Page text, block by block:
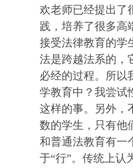
欢老师已经提出了
践，培养了很多高
接受法律教育的学
法是跨越法系的，
必经的过程。所以
学教育中？我尝试
这样的事。另外，
数的学生，只有他
和普通法教育有一
于“行”。传统上认